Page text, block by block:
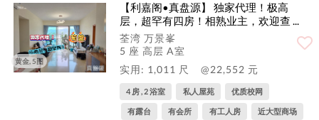
黄金, 5图
【利嘉阁•真盘源】 独家代理！极高
层，超罕有四房！相熟业主，欢迎查 ...
荃湾 万景峯
5 座 高层 A室
实用: 1,011 尺
@22,552 元
4 房 , 2 浴室 私人屋苑 优质校网
有露台 有会所 有工人房 近大型商场